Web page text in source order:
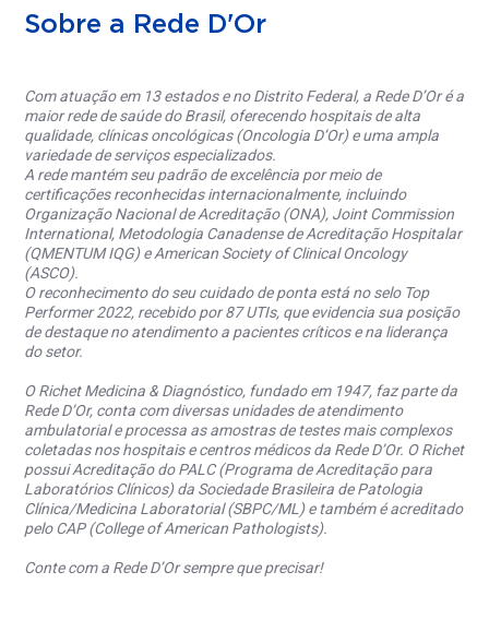
Sobre a Rede D'Or
Com atuação em 13 estados e no Distrito Federal, a Rede D’Or é a
maior rede de saúde do Brasil, oferecendo hospitais de alta
qualidade, clínicas oncológicas (Oncologia D’Or) e uma ampla
variedade de serviços especializados.
A rede mantém seu padrão de excelência por meio de
certificações reconhecidas internacionalmente, incluindo
Organização Nacional de Acreditação (ONA), Joint Commission
International, Metodologia Canadense de Acreditação Hospitalar
(QMENTUM IQG) e American Society of Clinical Oncology
(ASCO).
O reconhecimento do seu cuidado de ponta está no selo Top
Performer 2022, recebido por 87 UTIs, que evidencia sua posição
de destaque no atendimento a pacientes críticos e na liderança
do setor.
O Richet Medicina & Diagnóstico, fundado em 1947, faz parte da
Rede D’Or, conta com diversas unidades de atendimento
ambulatorial e processa as amostras de testes mais complexos
coletadas nos hospitais e centros médicos da Rede D’Or. O Richet
possui Acreditação do PALC (Programa de Acreditação para
Laboratórios Clínicos) da Sociedade Brasileira de Patologia
Clínica/Medicina Laboratorial (SBPC/ML) e também é acreditado
pelo CAP (College of American Pathologists).
Conte com a Rede D’Or sempre que precisar!